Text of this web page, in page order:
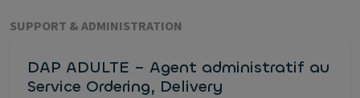
SUPPORT & ADMINISTRATION
DAP ADULTE – Agent administratif au
Service Ordering, Delivery